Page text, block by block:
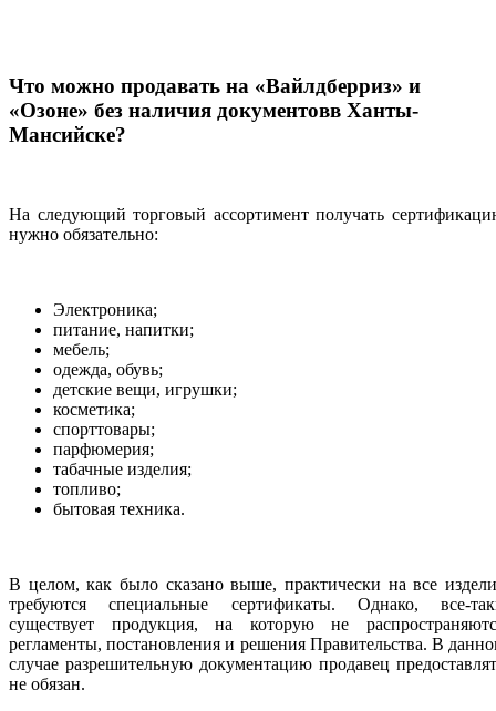
Что можно продавать на «Вайлдберриз» и
«Озоне» без наличия документовв Ханты-
Мансийске?
На следующий торговый ассортимент получать
нужно обязательно:
Электроника;
питание, напитки;
мебель;
одежда, обувь;
детские вещи, игрушки;
косметика;
спорттовары;
парфюмерия;
табачные изделия;
топливо;
бытовая техника.
В целом, как было сказано выше, практически на все
требуются специальные сертификаты. Однако, все-
существует продукция, на которую не
регламенты, постановления и решения Правительства. В
случае разрешительную документацию продавец
не обязан.